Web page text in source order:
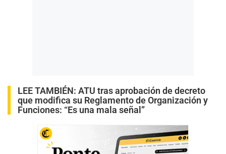
LEE TAMBIÉN: ATU tras aprobación de decreto
que modifica su Reglamento de Organización y
Funciones: “Es una mala señal”